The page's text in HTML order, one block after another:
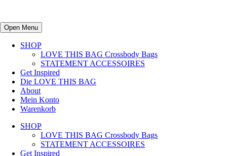
Open Menu
SHOP
LOVE THIS BAG Crossbody Bags
STATEMENT ACCESSOIRES
Get Inspired
Die LOVE THIS BAG
About
Mein Konto
Warenkorb
SHOP
LOVE THIS BAG Crossbody Bags
STATEMENT ACCESSOIRES
Get Inspired